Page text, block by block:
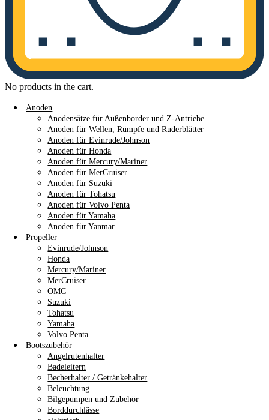
No products in the cart.
Anoden
Anodensätze für Außenborder und Z-Antriebe
Anoden für Wellen, Rümpfe und Ruderblätter
Anoden für Evinrude/Johnson
Anoden für Honda
Anoden für Mercury/Mariner
Anoden für MerCruiser
Anoden für Suzuki
Anoden für Tohatsu
Anoden für Volvo Penta
Anoden für Yamaha
Anoden für Yanmar
Propeller
Evinrude/Johnson
Honda
Mercury/Mariner
MerCruiser
OMC
Suzuki
Tohatsu
Yamaha
Volvo Penta
Bootszubehör
Angelrutenhalter
Badeleitern
Becherhalter / Getränkehalter
Beleuchtung
Bilgepumpen und Zubehör
Borddurchlässe